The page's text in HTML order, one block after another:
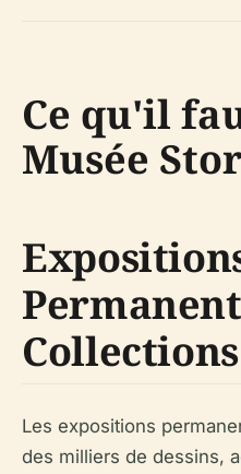
Ce qu'il
Musée
Collections
Les expositions
des milliers de dessins,